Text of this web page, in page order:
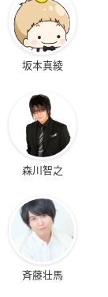
坂本真綾
森川智之
斉藤壮馬